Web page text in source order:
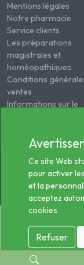
Mentions légales
Notre pharmacie
Service clients
Les préparations
magistrales et
homéopathiques
Conditions
ventes
Informations sur le
© 2026 - Tous
Générale
Ce site Web
pour activer
et la
acceptez
cookies.
Refuser